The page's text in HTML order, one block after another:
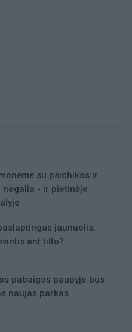
su psichikos ir
negalia - ir pietinėje
jaunuolis,
ant tilto?
pabaigos paupyje bus
naujas parkas